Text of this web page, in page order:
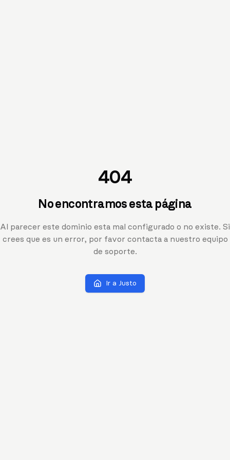
404
No encontramos esta página
Al parecer este dominio esta mal configurado o no existe. Si
crees que es un error, por favor contacta a nuestro equipo
de soporte.
Ir a Justo